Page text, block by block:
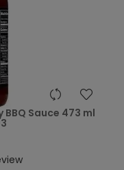
Sauce 473 ml